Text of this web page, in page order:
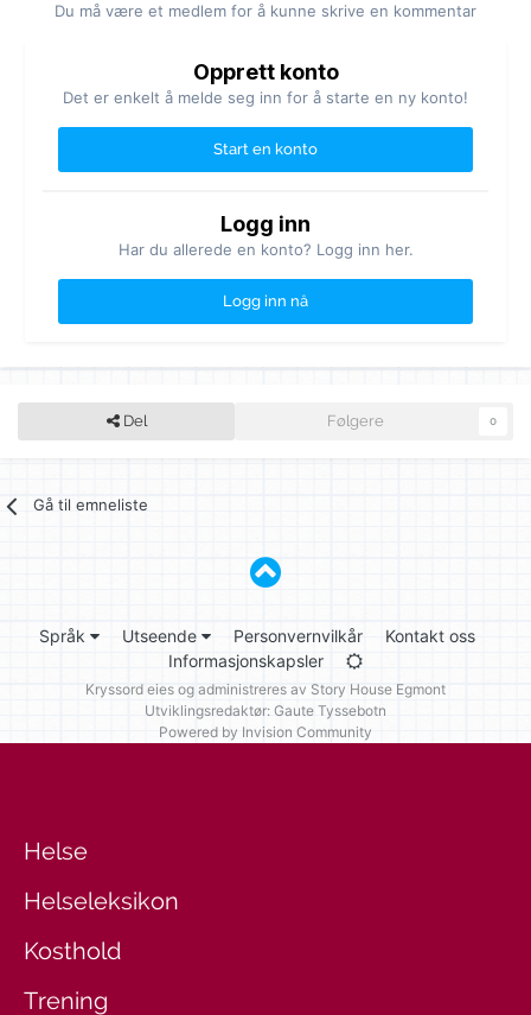
Du må være et medlem for å kunne skrive en kommentar
Opprett konto
Det er enkelt å melde seg inn for å starte en ny konto!
Start en konto
Logg inn
Har du allerede en konto? Logg inn her.
Logg inn nå
Del Følgere 0
Gå til emneliste
Språk Utseende Personvernvilkår
Kontakt oss
Informasjonskapsler
Kryssord eies og administreres av Story House Egmont
Utviklingsredaktør: Gaute Tyssebotn
Powered by Invision Community
Helse
Helseleksikon
Kosthold
Trening